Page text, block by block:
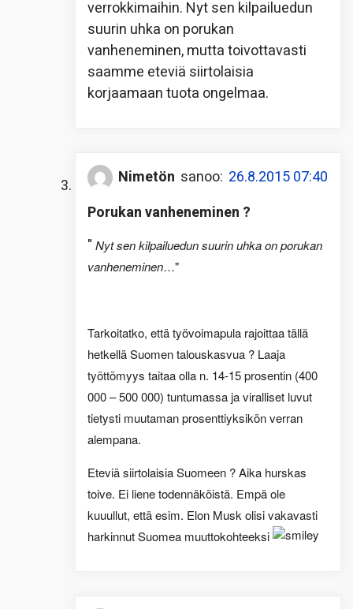
verrokkimaihin. Nyt sen kilpailuedun
suurin uhka on porukan
vanheneminen, mutta toivottavasti
saamme eteviä siirtolaisia
korjaamaan tuota ongelmaa.
Nimetön sanoo: 26.8.2015 07:40
Porukan vanheneminen ?
" Nyt sen kilpailuedun suurin uhka on porukan
vanheneminen…"
Tarkoitatko, että työvoimapula rajoittaa tällä
hetkellä Suomen talouskasvua ? Laaja
työttömyys taitaa olla n. 14-15 prosentin (400
000 – 500 000) tuntumassa ja viralliset luvut
tietysti muutaman prosenttiyksikön verran
alempana.
Eteviä siirtolaisia Suomeen ? Aika hurskas
toive. Ei liene todennäköistä. Empä ole
kuuullut, että esim. Elon Musk olisi vakavasti
harkinnut Suomea muuttokohteeksi